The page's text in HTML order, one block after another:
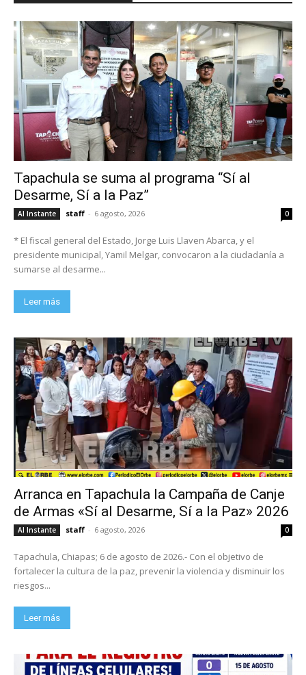
Tapachula se suma al programa “Sí al
Desarme, Sí a la Paz”
Al Instante staff - 6 agosto, 2026 0
* El fiscal general del Estado, Jorge Luis Llaven Abarca, y el
presidente municipal, Yamil Melgar, convocaron a la ciudadanía a
sumarse al desarme...
Leer más
Arranca en Tapachula la Campaña de Canje
de Armas «Sí al Desarme, Sí a la Paz» 2026
Al Instante staff - 6 agosto, 2026 0
Tapachula, Chiapas; 6 de agosto de 2026.- Con el objetivo de
fortalecer la cultura de la paz, prevenir la violencia y disminuir los
riesgos...
Leer más